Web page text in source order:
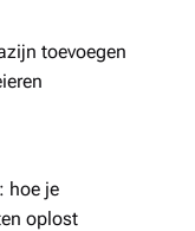
toevoegen
hoe je
oplost